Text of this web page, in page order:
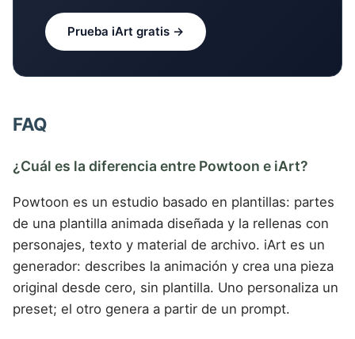
Prueba iArt gratis →
FAQ
¿Cuál es la diferencia entre Powtoon e iArt?
Powtoon es un estudio basado en plantillas: partes
de una plantilla animada diseñada y la rellenas con
personajes, texto y material de archivo. iArt es un
generador: describes la animación y crea una pieza
original desde cero, sin plantilla. Uno personaliza un
preset; el otro genera a partir de un prompt.